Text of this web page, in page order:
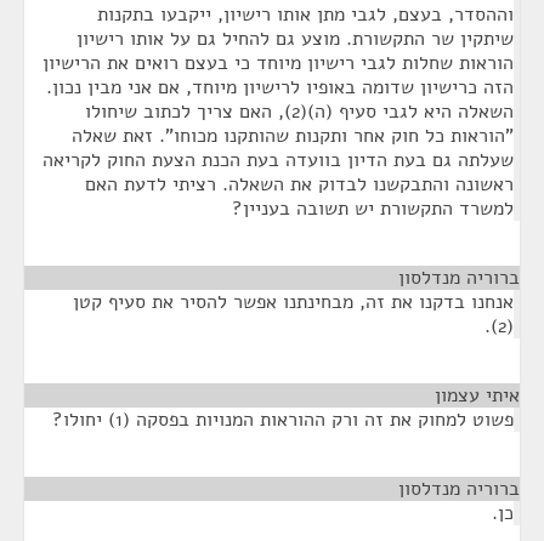
וההסדר, בעצם, לגבי מתן אותו רישיון, ייקבעו בתקנות
שיתקין שר התקשורת. מוצע גם להחיל גם על אותו רישיון
הוראות שחלות לגבי רישיון מיוחד כי בעצם רואים את הרישיון
הזה כרישיון שדומה באופיו לרישיון מיוחד, אם אני מבין נכון.
השאלה היא לגבי סעיף (ה)(2), האם צריך לכתוב שיחולו
"הוראות כל חוק אחר ותקנות שהותקנו מכוחו". זאת שאלה
שעלתה גם בעת הדיון בוועדה בעת הכנת הצעת החוק לקריאה
ראשונה והתבקשנו לבדוק את השאלה. רציתי לדעת האם
למשרד התקשורת יש תשובה בעניין?
ברוריה מנדלסון
אנחנו בדקנו את זה, מבחינתנו אפשר להסיר את סעיף קטן
(2).
איתי עצמון
פשוט למחוק את זה ורק ההוראות המנויות בפסקה (1) יחולו?
ברוריה מנדלסון
כן.